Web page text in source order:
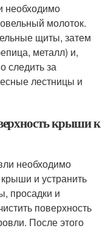
необходимо
молоток.
щиты, затем
металл) и,
следить за
лестницы и
крыши к
необходимо
и устранить
просадки и
поверхность
После этого